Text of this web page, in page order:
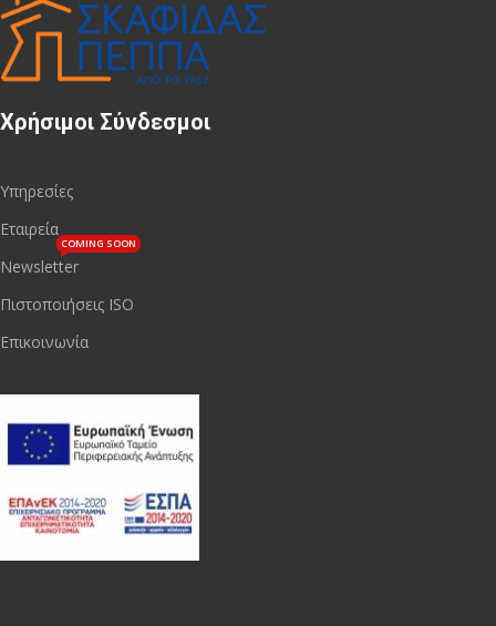
Χρήσιμοι Σύνδεσμοι
Υπηρεσίες
Εταιρεία
Newsletter
COMING SOON
Πιστοποιήσεις ISO
Επικοινωνία